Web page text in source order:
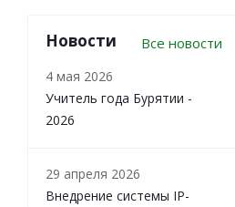
Новости Все новости
4 мая 2026
Учитель года Бурятии -
2026
29 апреля 2026
Внедрение системы IP-